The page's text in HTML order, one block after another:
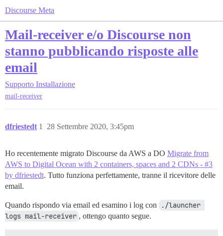
Discourse Meta
Mail-receiver e/o Discourse non
stanno pubblicando risposte alle
email
Supporto Installazione
mail-receiver
dfriestedt 28 Settembre 2020, 3:45pm
1
Ho recentemente migrato Discourse da AWS a DO Migrate from
AWS to Digital Ocean with 2 containers, spaces and 2 CDNs - #3
by dfriestedt. Tutto funziona perfettamente, tranne il ricevitore delle
email.
Quando rispondo via email ed esamino i log con
./launcher
logs mail-receiver , ottengo quanto segue.